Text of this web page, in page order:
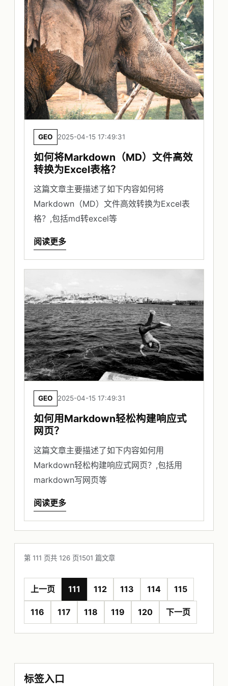
GEO 2025-04-15 17:49:31
如何将Markdown（MD）文件高效
转换为Excel表格？
这篇文章主要描述了如下内容如何将
Markdown（MD）文件高效转换为Excel表
格？,包括md转excel等
阅读更多
GEO 2025-04-15 17:49:31
如何用Markdown轻松构建响应式
网页？
这篇文章主要描述了如下内容如何用
Markdown轻松构建响应式网页？,包括用
markdown写网页等
阅读更多
第 111 页共 126 页1501 篇文章
上一页 111 112 113 114 115
116 117 118 119 120 下一页
标签入口